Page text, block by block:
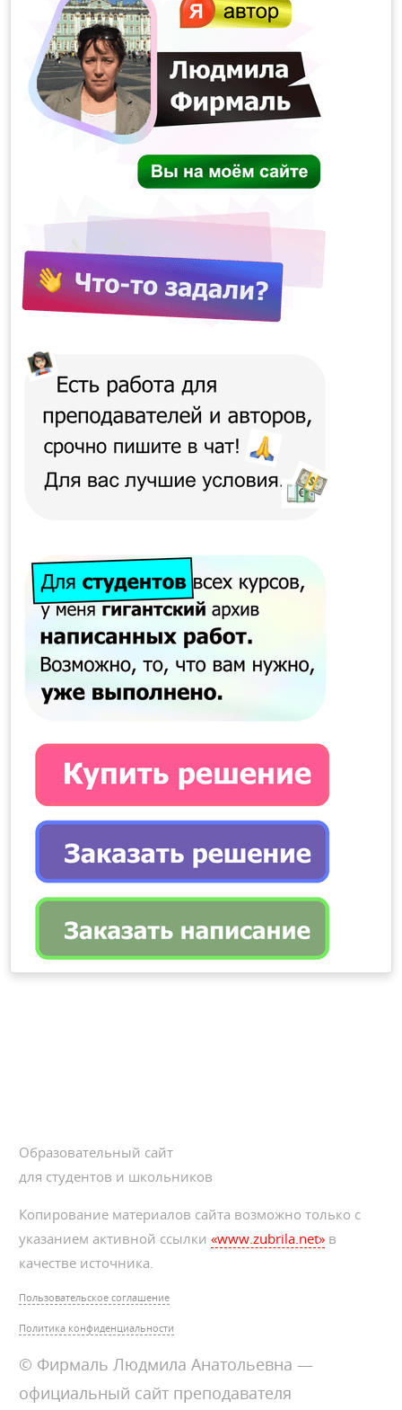
Образовательный сайт
для студентов и школьников
Копирование материалов сайта возможно только с
указанием активной ссылки«www.zubrila.net» в
качестве источника.
Пользовательское соглашение
Политика конфиденциальности
© Фирмаль Людмила Анатольевна —
официальный сайт преподавателя